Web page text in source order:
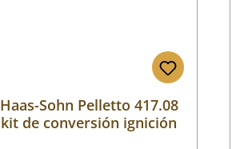
Haas-Sohn Pelletto 417.08
kit de conversión ignición